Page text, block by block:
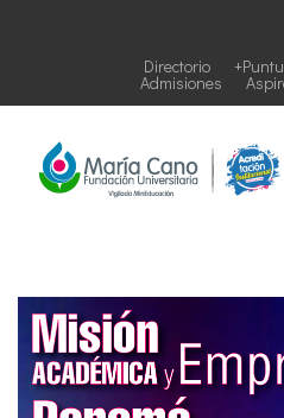
Directorio
Admisiones